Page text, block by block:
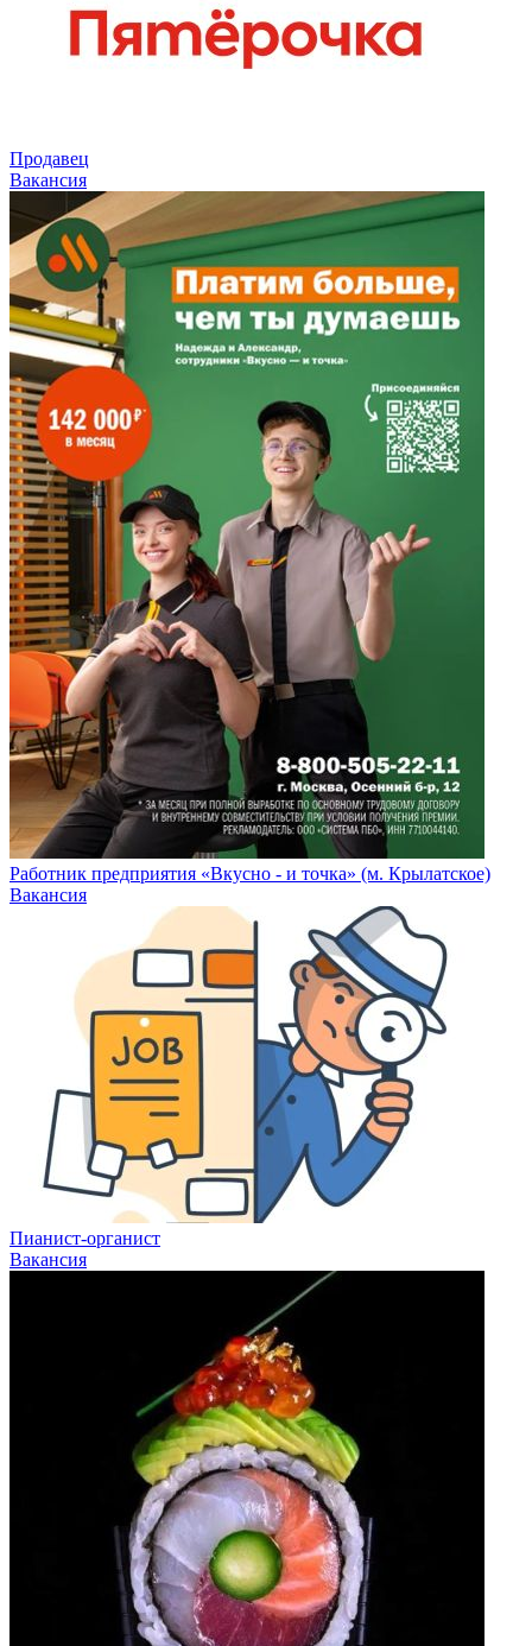
Продавец
Вакансия
Работник предприятия «Вкусно - и точка» (м. Крылатское)
Вакансия
Пианист-органист
Вакансия